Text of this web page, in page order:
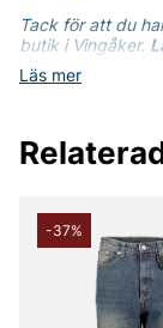
Läs mer
Tack för att du
butik i Vingåker.
-37%